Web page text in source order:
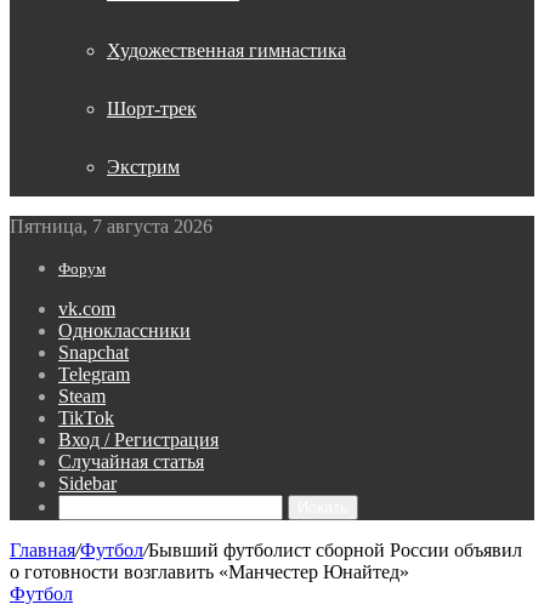
Художественная гимнастика
Шорт-трек
Экстрим
Пятница, 7 августа 2026
Форум
vk.com
Одноклассники
Snapchat
Telegram
Steam
TikTok
Вход / Регистрация
Случайная статья
Sidebar
Главная/Футбол/Бывший футболист сборной России объявил
о готовности возглавить «Манчестер Юнайтед»
Футбол